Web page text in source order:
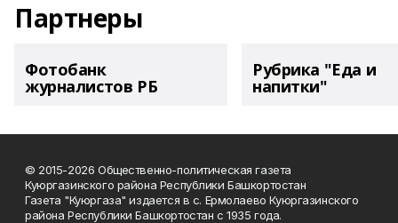
Партнеры
Фотобанк
журналистов РБ
Рубрика "Еда и
напитки"
© 2015-2026 Общественно-политическая газета
Куюргазинского района Республики Башкортостан
Газета "Куюргаза" издается в с. Ермолаево Куюргазинского
района Республики Башкортостан с 1935 года.